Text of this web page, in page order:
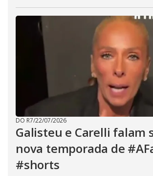
DO R7/22/07/2026
Galisteu e Carelli falam
nova temporada de
#shorts